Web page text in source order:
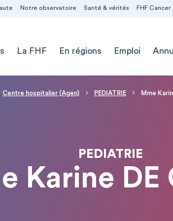
Notre observatoire Santé & vérités FHF Cancer
La FHF En régions Emploi
Centre hospitalier (Agen) PEDIATRIE Mme
PEDIATRIE
Karine DE